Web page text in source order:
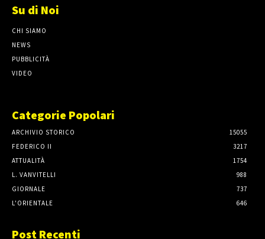
Su di Noi
CHI SIAMO
NEWS
PUBBLICITÀ
VIDEO
Categorie Popolari
ARCHIVIO STORICO
15055
FEDERICO II
3217
ATTUALITÀ
1754
L. VANVITELLI
988
GIORNALE
737
L'ORIENTALE
646
Post Recenti